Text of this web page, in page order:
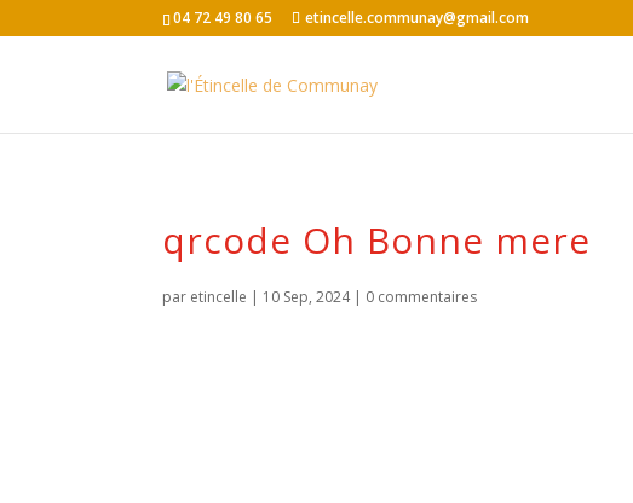
04 72 49 80 65 etincelle.communay@gmail.com
qrcode Oh Bonne mere
par etincelle | 10 Sep, 2024| 0 commentaires